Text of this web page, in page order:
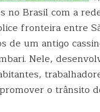
no Brasil com a
fronteira entre
de um antigo
Nele,
o trânsito